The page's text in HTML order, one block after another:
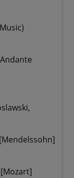
[Mozart]